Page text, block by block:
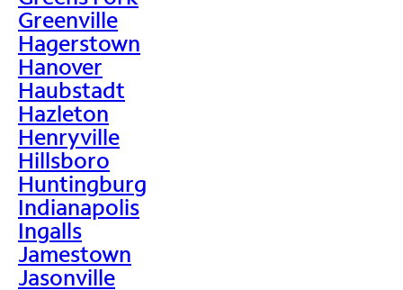
Greenville
Hagerstown
Hanover
Haubstadt
Hazleton
Henryville
Hillsboro
Huntingburg
Indianapolis
Ingalls
Jamestown
Jasonville